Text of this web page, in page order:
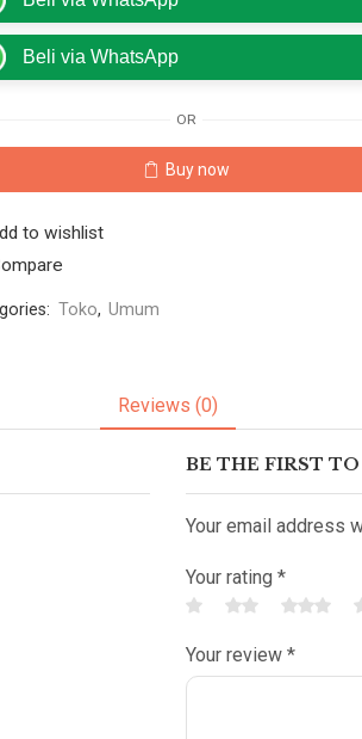
Beli via WhatsApp
OR
Buy now
to wishlist
Toko, Umum
Reviews (0)
BE THE FIRST
Your email address
Your rating *
Your review *